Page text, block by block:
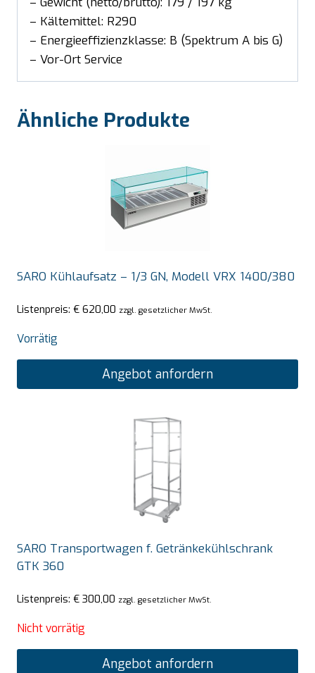
– Kältemittel: R290
– Energieeffizienzklasse: B (Spektrum A bis G)
– Vor-Ort Service
Ähnliche Produkte
SARO Kühlaufsatz – 1/3 GN, Modell VRX 1400/380
Listenpreis: € 620,00 zzgl. gesetzlicher MwSt.
Vorrätig
Angebot anfordern
SARO Transportwagen f. Getränkekühlschrank
GTK 360
Listenpreis: € 300,00 zzgl. gesetzlicher MwSt.
Nicht vorrätig
Angebot anfordern